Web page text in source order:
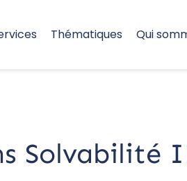
Thématiques Qui
Solvabilité